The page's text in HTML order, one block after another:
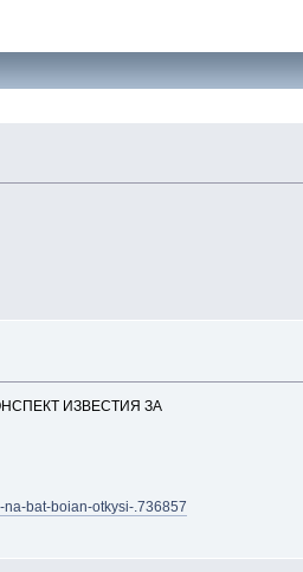
ИЗВЕСТИЯ ЗА
bat-boian-otkysi-.736857